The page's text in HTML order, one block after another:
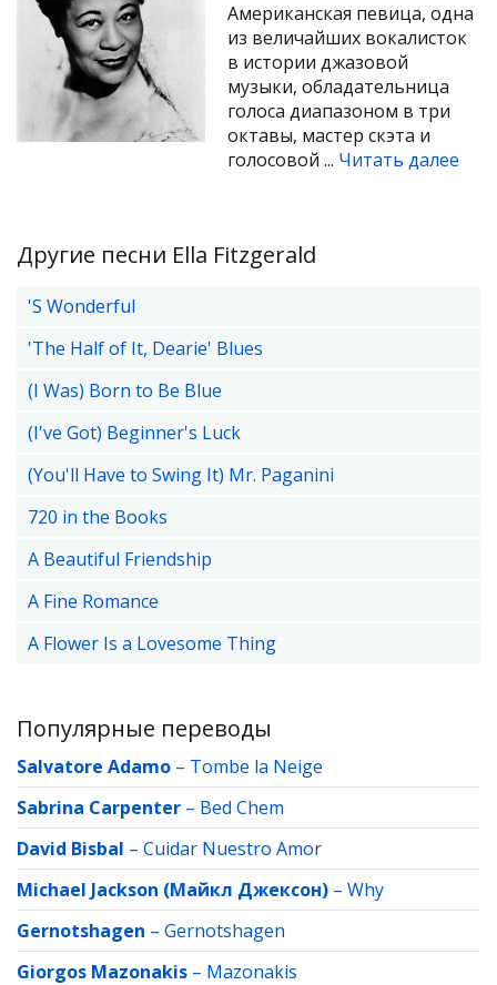
Американская певица, одна
из величайших вокалисток
в истории джазовой
музыки, обладательница
голоса диапазоном в три
октавы, мастер скэта и
голосовой ... Читать далее
Другие песни Ella Fitzgerald
'S Wonderful
'The Half of It, Dearie' Blues
(I Was) Born to Be Blue
(I've Got) Beginner's Luck
(You'll Have to Swing It) Mr. Paganini
720 in the Books
A Beautiful Friendship
A Fine Romance
A Flower Is a Lovesome Thing
Популярные переводы
Salvatore Adamo – Tombe la Neige
Sabrina Carpenter – Bed Chem
David Bisbal – Cuidar Nuestro Amor
Michael Jackson (Майкл Джексон) – Why
Gernotshagen – Gernotshagen
Giorgos Mazonakis – Mazonakis